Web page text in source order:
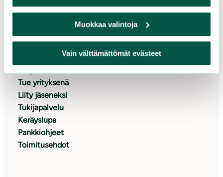
Muokkaa valintoja
Vain välttämättömät evästeet
Tue meitä
Tue yrityksenä
Liity jäseneksi
Tukijapalvelu
Keräyslupa
Pankkiohjeet
Toimitusehdot